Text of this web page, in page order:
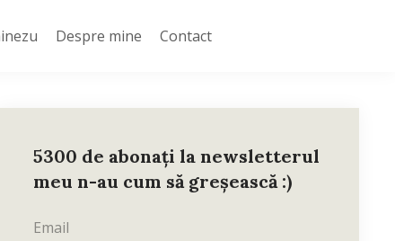
Despre mine Contact
5300 de abonați la newsletterul
meu n-au cum să greșească :)